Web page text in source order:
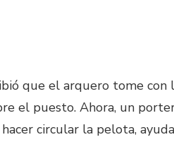
que el arquero tome con
el puesto. Ahora, un
circular la pelota,